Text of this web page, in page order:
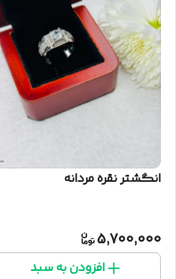
انگشتر نقره مردانه
5,700,000
افزودن به سبد